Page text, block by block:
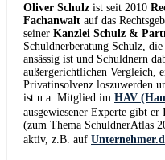
Oliver Schulz ist seit 2010
Fachanwalt auf das
seiner Kanzlei Schulz &
Schuldnerberatung Schulz,
ansässig ist und Schuldnern
außergerichtlichen Vergleich,
Privatinsolvenz loszuwerden
ist u.a. Mitglied im HAV
ausgewiesener Experte gibt
(zum Thema SchuldnerAtlas
aktiv, z.B. auf